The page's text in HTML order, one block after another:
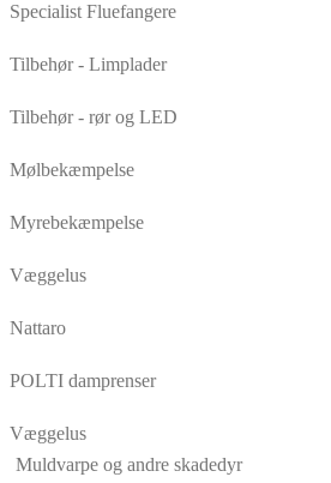
Specialist Fluefangere
Tilbehør - Limplader
Tilbehør - rør og LED
Mølbekæmpelse
Myrebekæmpelse
Væggelus
Nattaro
POLTI damprenser
Væggelus
Muldvarpe og andre skadedyr